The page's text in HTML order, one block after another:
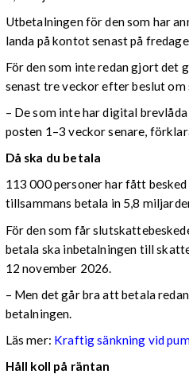
Utbetalningen för den som har
landa på kontot senast på
För den som inte redan gjort det
senast tre veckor efter beslut
– De som inte har digital
posten 1–3 veckor senare,
Då ska du betala
113 000 personer har fått
tillsammans betala in 5,8
För den som får
betala ska inbetalningen till
12 november 2026.
– Men det går bra att betala
betalningen.
Läs mer: Kraftig sänkning vid
Håll koll på räntan